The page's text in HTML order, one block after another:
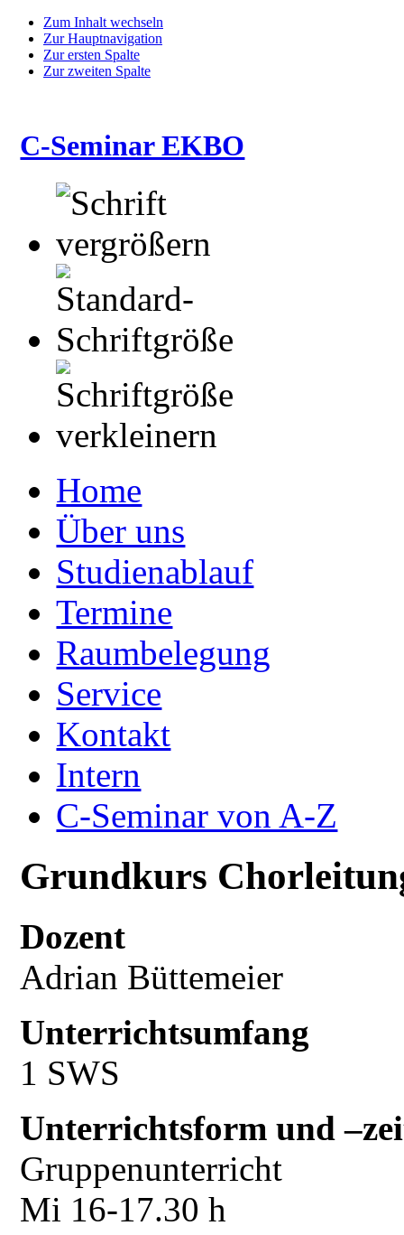
Zum Inhalt wechseln
Zur Hauptnavigation
Zur ersten Spalte
Zur zweiten Spalte
C-Seminar EKBO
Home
Über uns
Studienablauf
Termine
Raumbelegung
Service
Kontakt
Intern
C-Seminar von A-Z
Grundkurs
Dozent
Adrian Büttemeier
Unterrichtsumfang
1 SWS
Unterrichtsform und
Gruppenunterricht
Mi 16-17.30 h